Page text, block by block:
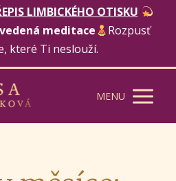
LIMBICKÉHO OTISKU
meditace
Rozpusť
které Ti neslouží.
MENU